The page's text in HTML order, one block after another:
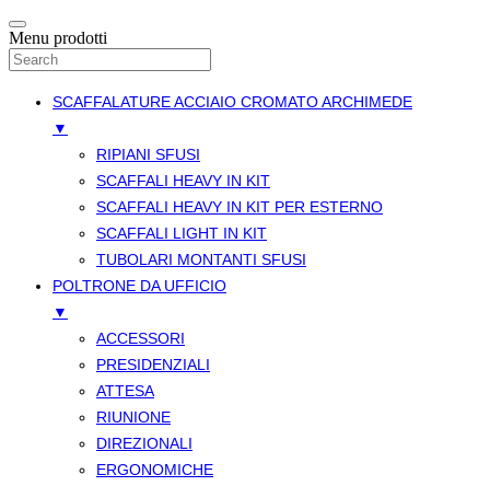
Menu prodotti
SCAFFALATURE ACCIAIO CROMATO ARCHIMEDE
▼
RIPIANI SFUSI
SCAFFALI HEAVY IN KIT
SCAFFALI HEAVY IN KIT PER ESTERNO
SCAFFALI LIGHT IN KIT
TUBOLARI MONTANTI SFUSI
POLTRONE DA UFFICIO
▼
ACCESSORI
PRESIDENZIALI
ATTESA
RIUNIONE
DIREZIONALI
ERGONOMICHE